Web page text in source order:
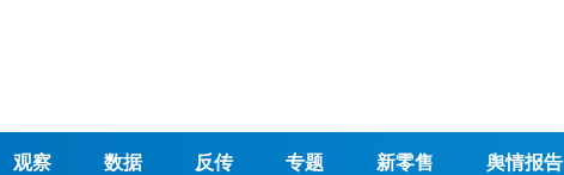
观察 数据 反传 专题 新零售 舆情报告